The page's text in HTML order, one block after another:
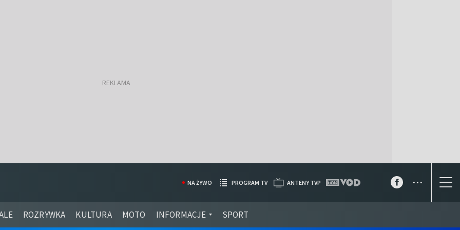
ROZRYWKA KULTURA MOTO INFORMACJE SPORT
NA ŻYWO PROGRAM TV ANTENY TVP ...